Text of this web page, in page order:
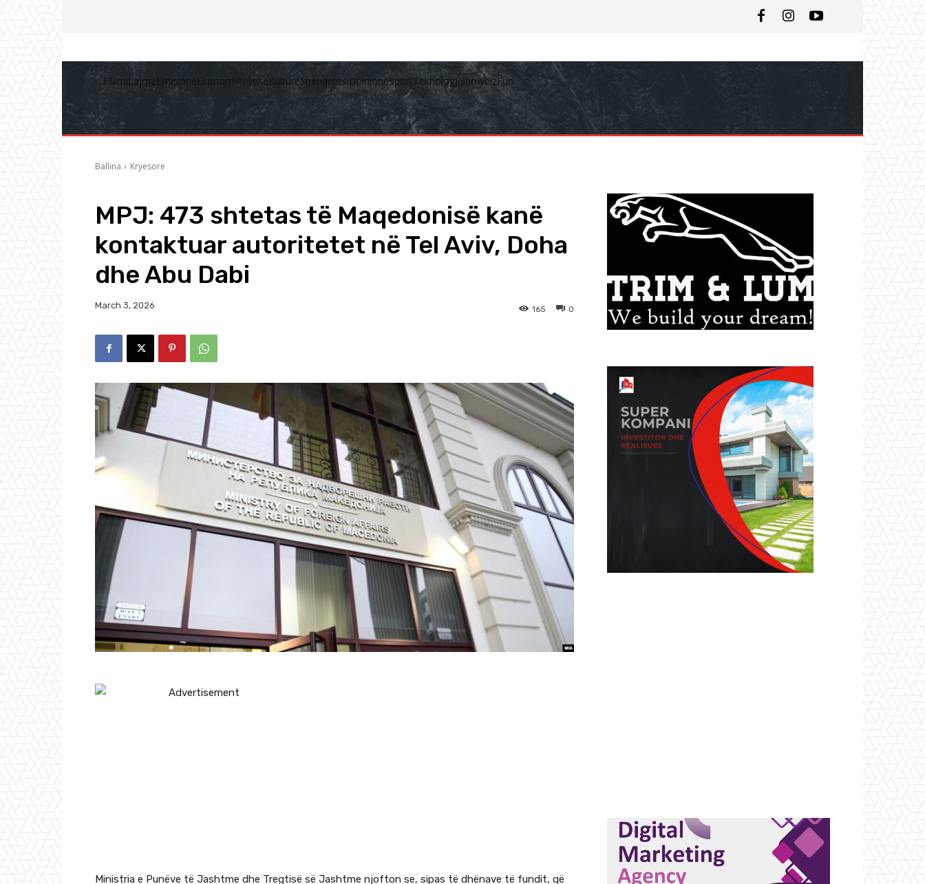
FillimiLajmeEmisioneEkonomiPolitikëKulturëShëndetësiOpinioneSportTeknologjiShowbizFun
Ballina Kryesore
MPJ: 473 shtetas të Maqedonisë kanë
kontaktuar autoritetet në Tel Aviv, Doha
dhe Abu Dabi
March 3, 2026 0
165
Ministria e Punëve të Jashtme dhe Tregtisë së Jashtme njofton se, sipas të dhënave të fundit, që